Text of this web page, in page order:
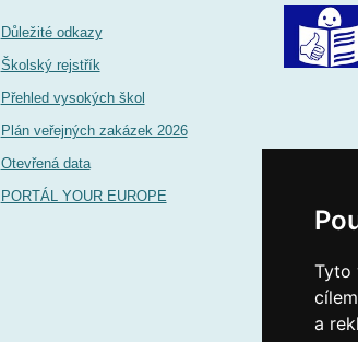
Tyto
a
Důležité odkazy
Školský rejstřík
Přehled vysokých škol
Plán veřejných zakázek 2026
Otevřená data
PORTÁL YOUR EUROPE